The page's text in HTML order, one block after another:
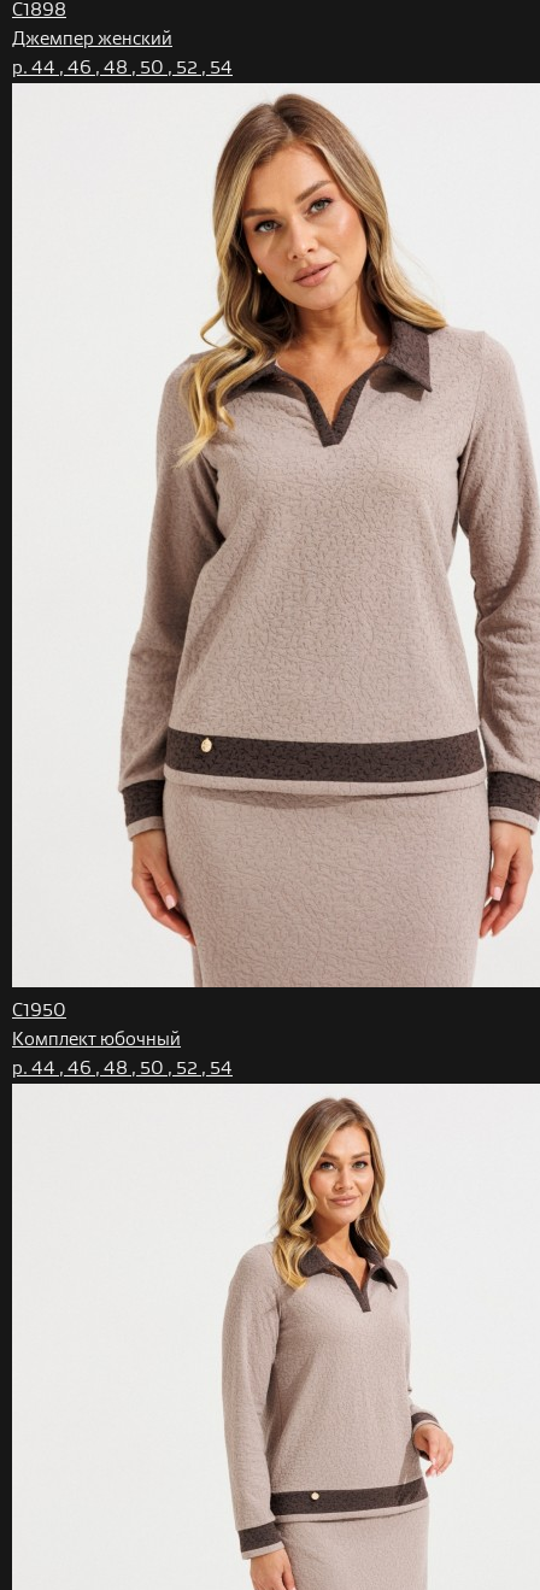
С1898
Джемпер женский
р. 44 , 46 , 48 , 50 , 52 , 54
С1950
Комплект юбочный
р. 44 , 46 , 48 , 50 , 52 , 54